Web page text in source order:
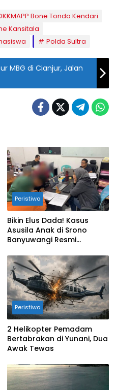
Bone Tondo Kendari
Kansitala
Polda Sultra
MBG di Cianjur, Jalan
Peristiwa
Bikin Elus Dada! Kasus
Asusila Anak di Srono
Banyuwangi Resmi
Peristiwa
2 Helikopter Pemadam
Bertabrakan di Yunani, Dua
Awak Tewas